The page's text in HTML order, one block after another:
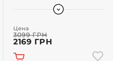
Цена
3099 ГРН
2169 ГРН